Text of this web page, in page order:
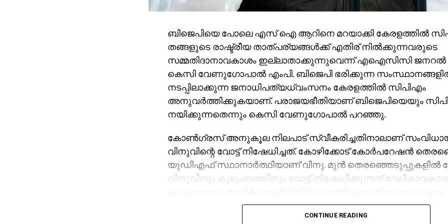
ബിജെപിയെ പോലെ എസ് ഐ ആറിനെ മറയാക്കി കേരളത്തില്‍
തങ്ങളുടെ രാഷ്ട്രീയ താത്പര്യങ്ങള്‍ക്ക് എതിര് നില്‍ക്കുന്നവരുടെ
സമ്മതിദാനാവകാശം ഇല്ലാതാക്കുന്നുവെന്ന് എഐസിസി ജനറല്‍
കെസി വേണുഗോപാല്‍ എംപി. ബിജെപി ഭരിക്കുന്ന
നടപ്പിലാക്കുന്ന ജനാധിപത്യധ്വംസനം കേരളത്തില്‍ സിപിഎം
അനുവര്‍ത്തിക്കുകയാണ്. പരാജയഭീതിയാണ് ബിജെപിയെയും
നയിക്കുന്നതെന്നും കെസി വേണുഗോപാല്‍ പറഞ്ഞു.
കോണ്‍ഗ്രസ് അനുകൂല നിലപാട് സ്വീകരിച്ചതിനാലാണ്
വിനുവിന്റെ വോട്ട് നിഷേധിച്ചത്. കോഴിക്കോട് കോര്‍പറേഷന്‍
യുഡിഎഫ് സ്ഥാനാര്‍ത്ഥിയാണ് വിനു. മുന്‍ തെരഞ്ഞെടുപ്പുകളില്‍
വിനുവിനും കുടുംബത്തിനും വോട്ട് നിഷേധിക്കുന്നത്
കോര്‍പ്പറേഷനിലെ മുട്ടട വാര്‍ഡില്‍ യുഡിഎഫിന് വേണ്ടി
സുരേഷിന് വോട്ടില്ലെന്ന് വരുത്തിതീര്‍ത്ത് അവരുടെ
CONTINUE READING